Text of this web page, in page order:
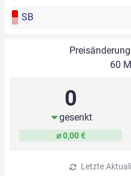
SB
60
0
gesenkt
⌀ 0,00 €
Letzte